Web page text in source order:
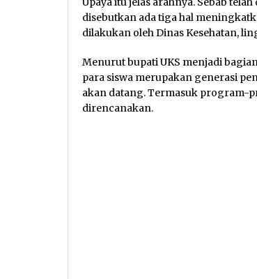
disebutkan ada tiga hal
dilakukan oleh Dinas Kesehatan,
Menurut bupati UKS menjadi
para siswa merupakan generasi
akan datang. Termasuk program-
direncanakan.